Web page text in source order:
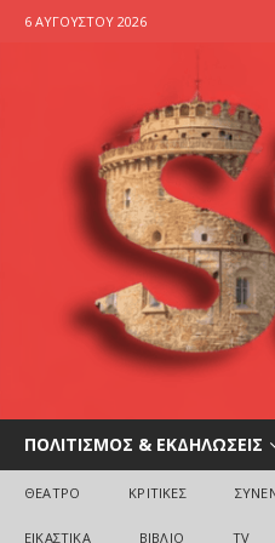
6 ΑΥΓΟΎΣΤΟΥ 2026
ΠΟΛΙΤΙΣΜΟΣ & ΕΚΔΗΛΩΣΕΙΣ
ΘΕΑΤΡΟ ΚΡΙΤΙΚΕΣ
ΕΙΚΑΣΤΙΚΑ ΒΙΒΛΙΟ TV